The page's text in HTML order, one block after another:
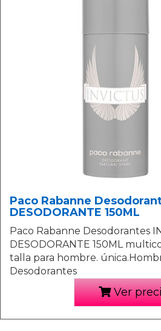
Paco Rabanne
DESODORANTE 150ML
Paco Rabanne Desodorantes
DESODORANTE 150ML
talla para hombre.
Desodorantes
Ver